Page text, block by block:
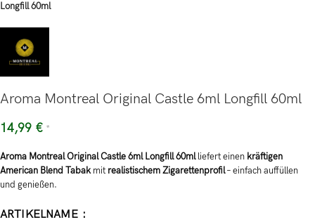
Longfill 60ml
Aroma Montreal Original Castle 6ml Longfill 60ml
14,99 € *
Aroma Montreal Original Castle 6ml Longfill 60mlliefert einen kräftigen
American Blend Tabakmit realistischem Zigarettenprofil– einfach auffüllen
und genießen.
ARTIKELNAME